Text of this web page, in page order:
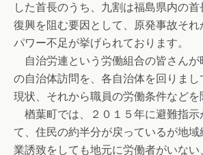
した首長のうち、九割は福島県内の首
復興を阻む要因として、原発事故そ
パワー不足が挙げられております。
自治労連という労働組合の皆さんが
の自治体訪問を、各自治体を回りま
現状、それから職員の労働条件などを
楢葉町では、２０１５年に避難指示
て、住民の約半分が戻っているが地
業誘致をしても地元に労働者がいない